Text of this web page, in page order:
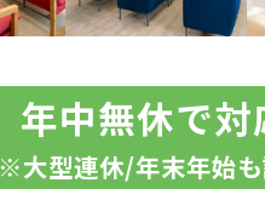
年中無休で対
※大型連休/年末年始